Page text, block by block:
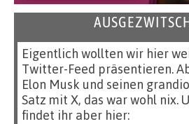
Eigentlich wollten wir hier
Twitter-Feed präsentieren.
Elon Musk und seinen
Satz mit X, das war wohl nix.
findet ihr aber hier: